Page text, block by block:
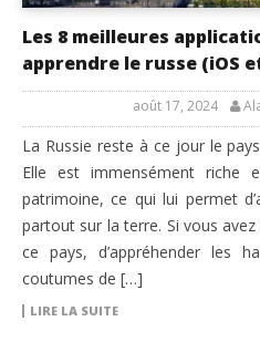
Les 8 meilleures
apprendre le russe (iOS
août 17, 2024
La Russie reste à ce jour le
Elle est immensément
patrimoine, ce qui lui permet
partout sur la terre. Si vous
ce pays, d’appréhender les
coutumes de […]
LIRE LA SUITE